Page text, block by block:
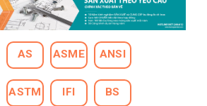
AS ASME ANSI
ASTM IFI BS